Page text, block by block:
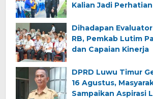
Kalian Jadi Perhatian
Dihadapan
RB, Pemkab Lutim
dan Capaian Kinerja
DPRD Luwu Timur
16 Agustus,
Sampaikan Aspirasi